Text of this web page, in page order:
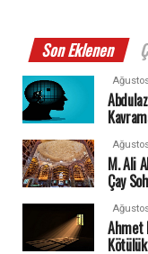
Son Eklenen
M. Ali
Çay
Ahmet